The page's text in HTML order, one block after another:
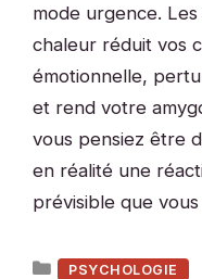
mode urgence.
chaleur réduit vos
émotionnelle,
et rend votre
vous pensiez être
en réalité une
prévisible que
Catégories
PSYCHOLOGIE